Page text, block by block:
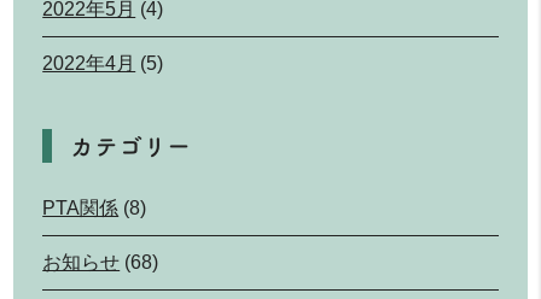
2022年5月 (4)
2022年4月 (5)
カテゴリー
PTA関係 (8)
お知らせ (68)